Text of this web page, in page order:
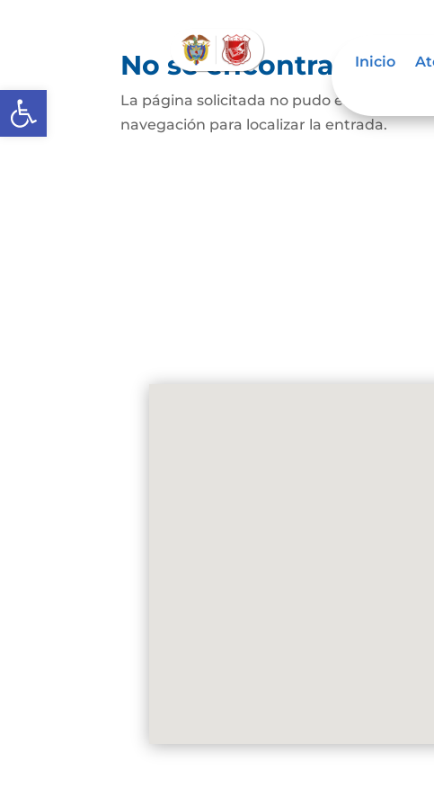
Abrir barra de herramientas
Inicio
No se encontraron
La página solicitada no pudo encontrarse.
navegación para localizar la entrada.